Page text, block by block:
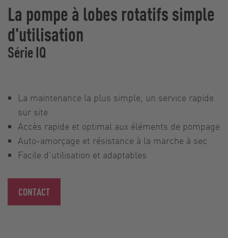
La pompe à lobes rotatifs simple
d'utilisation
Série IQ
La maintenance la plus simple, un service rapide
sur site
Accès rapide et optimal aux éléments de pompage
Auto-amorçage et résistance à la marche à sec
Facile d'utilisation et adaptables
CONTACT